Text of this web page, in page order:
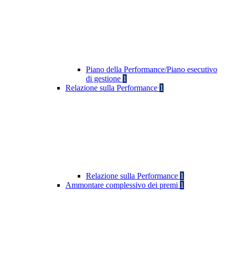
Piano della Performance/Piano esecutivo
di gestione 1
Relazione sulla Performance 1
Relazione sulla Performance 1
Ammontare complessivo dei premi 1